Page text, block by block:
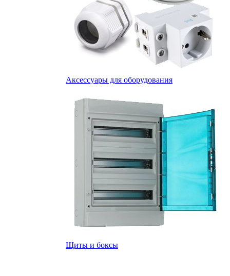
Аксессуары для оборудования
Щиты и боксы